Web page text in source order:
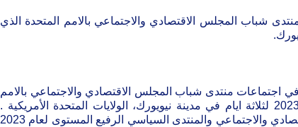
شباب المجلس الاقتصادي والاجتماعي بالامم المتحدة الذي
اجتماعات منتدى شباب المجلس الاقتصادي والاجتماعي بالامم
المتحدة و الذي سيعقد بتاريخ 25 - 27 أبريل 2023 لثلاثة ايام في مدينة نيويورك، الولايات المتحدة الأمريكية .
وسيتناول منتدى الشباب موضوع المجلس الاقتصادي والاجتماعي والمنتدى السياسي الرفيع المستوى لعام 2023